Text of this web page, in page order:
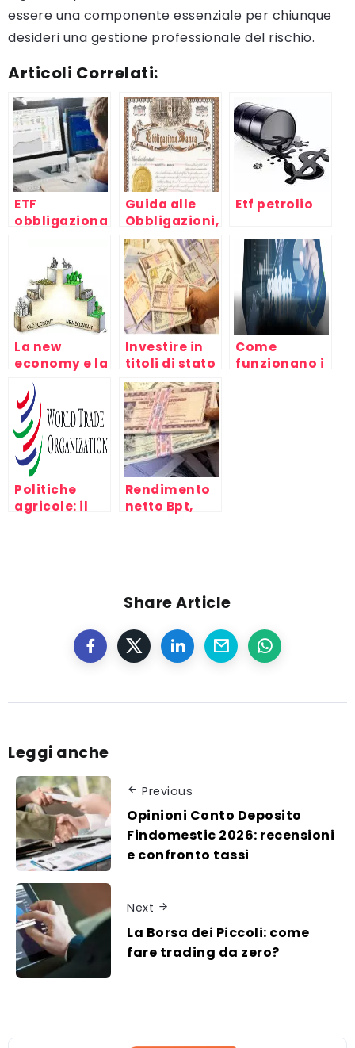
essere una componente essenziale per chiunque
desideri una gestione professionale del rischio.
Articoli Correlati:
ETF
obbligazionari:
come
funzionano e
quali rischi
valutare
Guida alle
Obbligazioni,
investire in
titoli di
credito
Etf petrolio
La new
economy e la
crisi del
capitale,
mondo del
lavoro e
capitalismo
Investire in
titoli di stato
btp Italiani
Come
funzionano i
Politiche
agricole: il
del mondo al
Rendimento
netto Bpt,
Share Article
Leggi anche
Previous
Opinioni Conto Deposito
Findomestic 2026: recensioni
e confronto tassi
Next
La Borsa dei Piccoli: come
fare trading da zero?